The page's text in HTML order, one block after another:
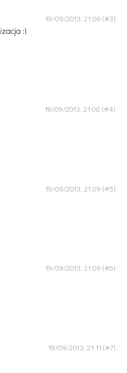
19/09/2013, 21:06
:)
19/09/2013, 21:06
19/09/2013, 21:09
19/09/2013, 21:09
19/09/2013, 21:11